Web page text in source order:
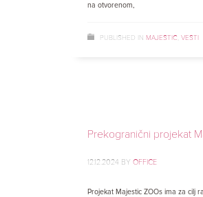
na otvorenom,
PUBLISHED IN MAJESTIC VESTI
Prekogranični projekat
12.12.2024 BY OFFICE
Projekat Majestic ZOOs ima za cilj